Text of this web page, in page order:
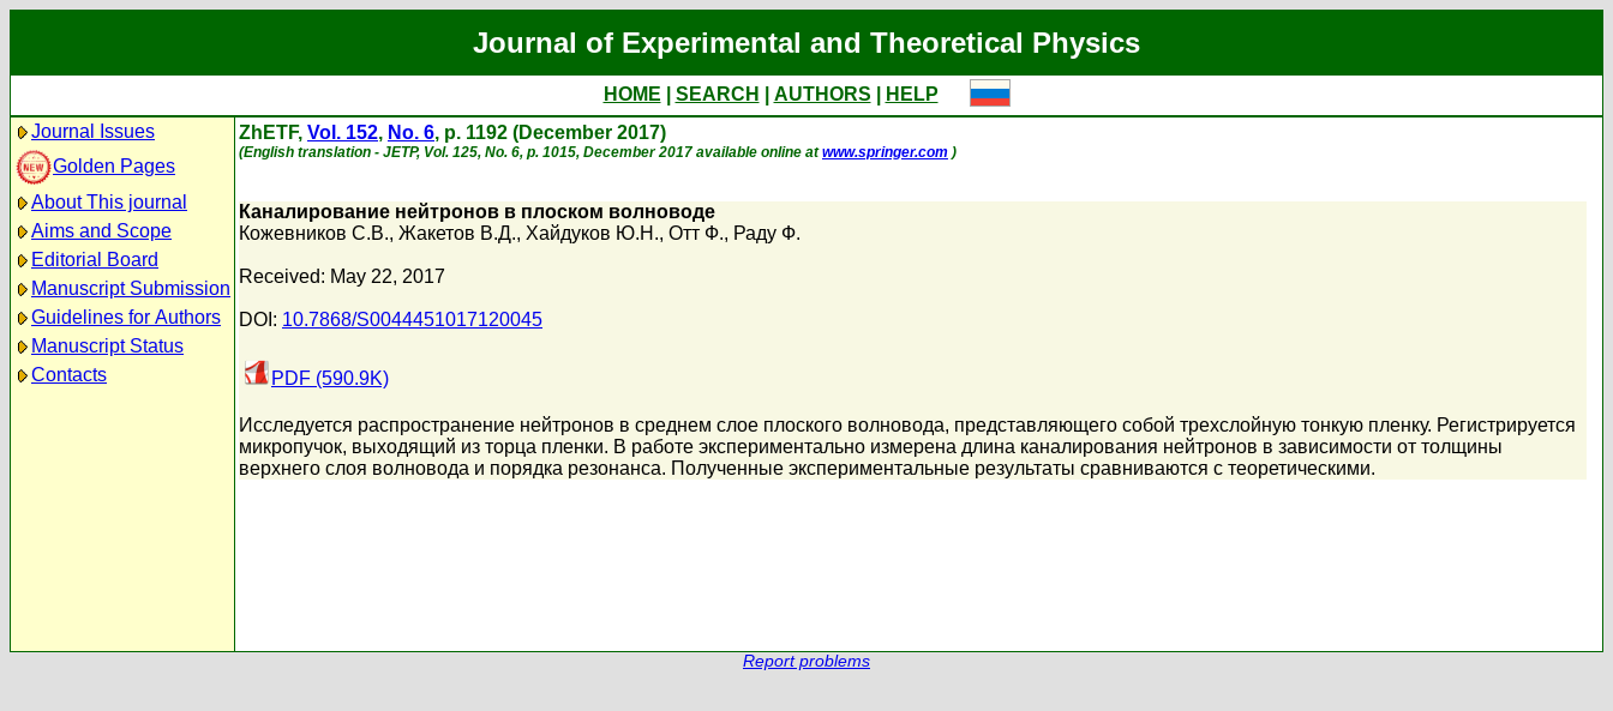
Journal of Experimental and Theoretical Physics
HOME SEARCH AUTHORS
HELP
Journal Issues
Golden Pages
About This journal
Aims and Scope
Editorial Board
Manuscript Submission
Guidelines for Authors
Manuscript Status
Contacts
ZhETF, Vol. 152, No. 6, p. 1192 (December 2017)
(English translation - JETP, Vol. 125, No. 6, p. 1015, December 2017 available online atwww.springer.com )
Каналирование нейтронов в плоском волноводе
Кожевников С.В., Жакетов В.Д., Хайдуков Ю.Н., Отт Ф., Раду Ф.
Received: May 22, 2017
DOI: 10.7868/S0044451017120045
PDF (590.9K)
Исследуется распространение нейтронов в среднем слое плоского волновода, представляющего собой трехслойную тонкую пленку. Регистрируется
микропучок, выходящий из торца пленки. В работе экспериментально измерена длина каналирования нейтронов в зависимости от толщины
верхнего слоя волновода и порядка резонанса. Полученные экспериментальные результаты сравниваются с теоретическими.
Report problems